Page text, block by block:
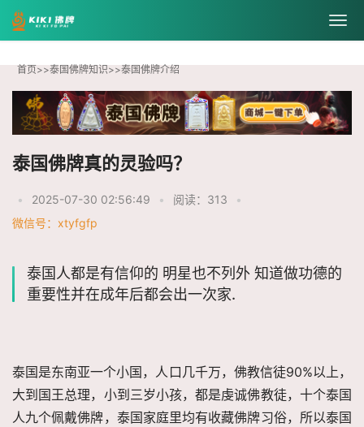
首页>>泰国佛牌知识>>泰国佛牌介绍
泰国佛牌真的灵验吗？
• 2025-07-30 02:56:49 • 阅读：313
•
微信号：xtyfgfp
泰国人都是有信仰的 明星也不列外 知道做功德的
重要性并在成年后都会出一次家.
泰国是东南亚一个小国，人口几千万，佛教信徒90%以上，
大到国王总理，小到三岁小孩，都是虔诚佛教徒，十个泰国
人九个佩戴佛牌，泰国家庭里均有收藏佛牌习俗，所以泰国